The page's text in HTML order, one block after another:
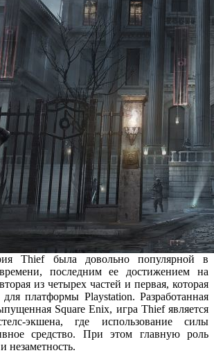
Thief была довольно популярной в
последним ее достижением на
из четырех частей и первая, которая
платформы Playstation. Разработанная
Square Enix, игра Thief является
экшена, где использование силы
средство. При этом главную роль
незаметность.